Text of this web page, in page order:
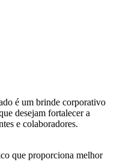
é um brinde corporativo
desejam fortalecer a
e colaboradores.
que proporciona melhor